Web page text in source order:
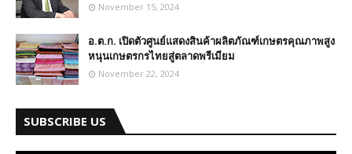
November 15, 2024
อ.ต.ก. เปิดตัวศูนย์แสดงสินค้าผลิตภัณฑ์เกษตรคุณภาพสูง
หนุนเกษตรกรไทยสู่ตลาดพรีเมียม
November 22, 2024
SUBSCRIBE US